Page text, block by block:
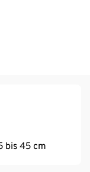
bis 45 cm